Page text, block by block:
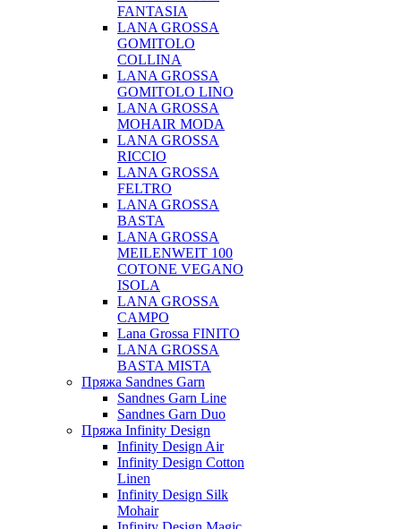
FANTASIA
LANA GROSSA
GOMITOLO
COLLINA
LANA GROSSA
GOMITOLO LINO
LANA GROSSA
MOHAIR MODA
LANA GROSSA
RICCIO
LANA GROSSA
FELTRO
LANA GROSSA
BASTA
LANA GROSSA
MEILENWEIT 100
COTONE VEGANO
ISOLA
LANA GROSSA
CAMPO
Lana Grossa FINITO
LANA GROSSA
BASTA MISTA
Пряжа Sandnes Garn
Sandnes Garn Line
Sandnes Garn Duo
Пряжа Infinity Design
Infinity Design Air
Infinity Design Cotton
Linen
Infinity Design Silk
Mohair